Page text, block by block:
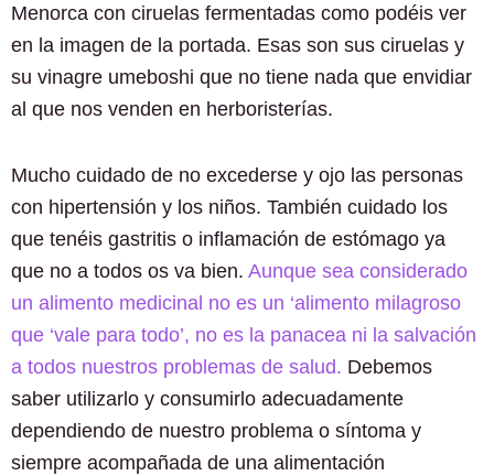
Menorca con ciruelas fermentadas como podéis ver
en la imagen de la portada. Esas son sus ciruelas y
su vinagre umeboshi que no tiene nada que envidiar
al que nos venden en herboristerías.
Mucho cuidado de no excederse y ojo las personas
con hipertensión y los niños. También cuidado los
que tenéis gastritis o inflamación de estómago ya
que no a todos os va bien. Aunque sea considerado
un alimento medicinal no es un ‘alimento milagroso
que ‘vale para todo’, no es la panacea ni la salvación
a todos nuestros problemas de salud. Debemos
saber utilizarlo y consumirlo adecuadamente
dependiendo de nuestro problema o síntoma y
siempre acompañada de una alimentación